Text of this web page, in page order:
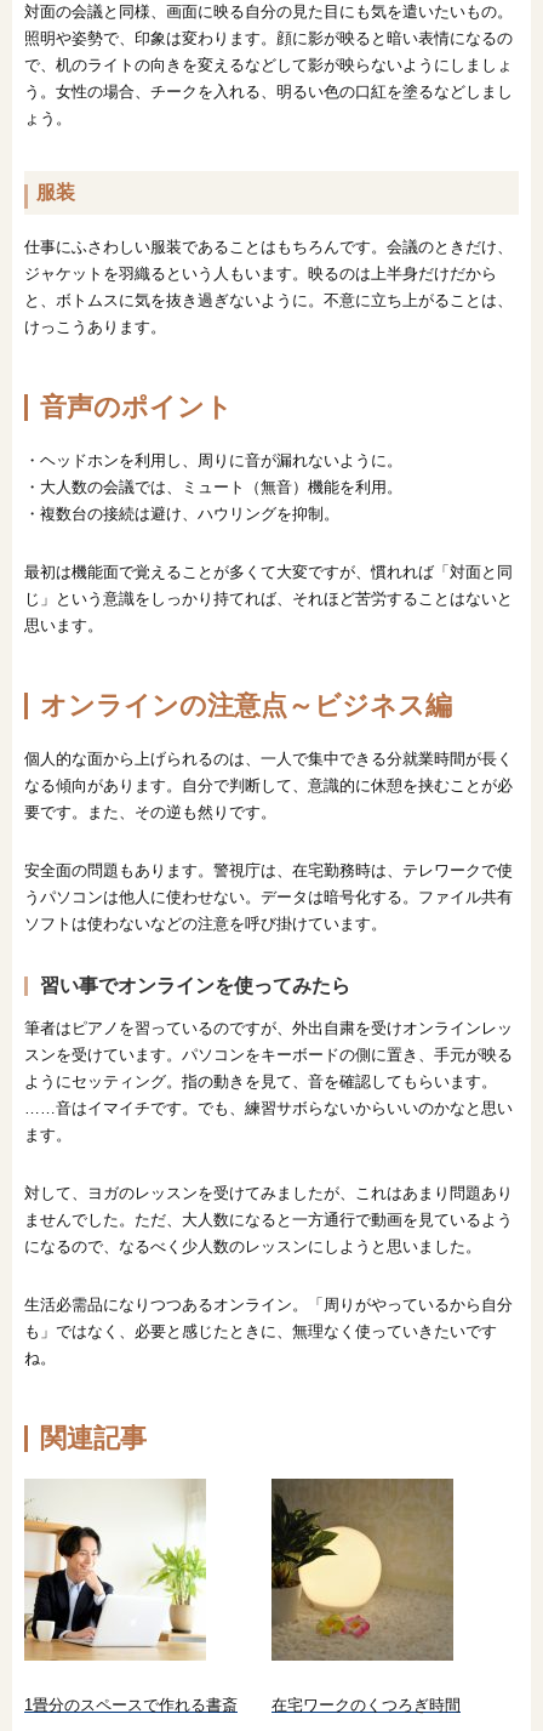
対面の会議と同様、画面に映る自分の見た目にも気を遣いたいもの。
照明や姿勢で、印象は変わります。顔に影が映ると暗い表情になるの
で、机のライトの向きを変えるなどして影が映らないようにしましょ
う。女性の場合、チークを入れる、明るい色の口紅を塗るなどしまし
ょう。
服装
仕事にふさわしい服装であることはもちろんです。会議のときだけ、
ジャケットを羽織るという人もいます。映るのは上半身だけだから
と、ボトムスに気を抜き過ぎないように。不意に立ち上がることは、
けっこうあります。
音声のポイント
・ヘッドホンを利用し、周りに音が漏れないように。
・大人数の会議では、ミュート（無音）機能を利用。
・複数台の接続は避け、ハウリングを抑制。
最初は機能面で覚えることが多くて大変ですが、慣れれば「対面と同
じ」という意識をしっかり持てれば、それほど苦労することはないと
思います。
オンラインの注意点～ビジネス編
個人的な面から上げられるのは、一人で集中できる分就業時間が長く
なる傾向があります。自分で判断して、意識的に休憩を挟むことが必
要です。また、その逆も然りです。
安全面の問題もあります。警視庁は、在宅勤務時は、テレワークで使
うパソコンは他人に使わせない。データは暗号化する。ファイル共有
ソフトは使わないなどの注意を呼び掛けています。
習い事でオンラインを使ってみたら
筆者はピアノを習っているのですが、外出自粛を受けオンラインレッ
スンを受けています。パソコンをキーボードの側に置き、手元が映る
ようにセッティング。指の動きを見て、音を確認してもらいます。
……音はイマイチです。でも、練習サボらないからいいのかなと思い
ます。
対して、ヨガのレッスンを受けてみましたが、これはあまり問題あり
ませんでした。ただ、大人数になると一方通行で動画を見ているよう
になるので、なるべく少人数のレッスンにしようと思いました。
生活必需品になりつつあるオンライン。「周りがやっているから自分
も」ではなく、必要と感じたときに、無理なく使っていきたいです
ね。
関連記事
1畳分のスペースで作れる書斎 在宅ワークのくつろぎ時間